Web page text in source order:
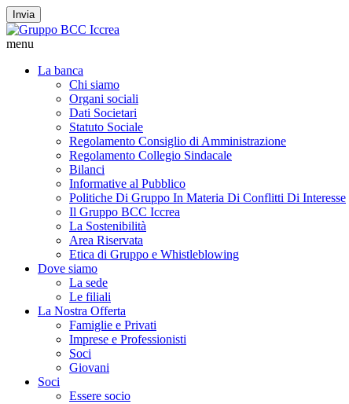
Invia
menu
La banca
Chi siamo
Organi sociali
Dati Societari
Statuto Sociale
Regolamento Consiglio di Amministrazione
Regolamento Collegio Sindacale
Bilanci
Informative al Pubblico
Politiche Di Gruppo In Materia Di Conflitti Di Interesse
Il Gruppo BCC Iccrea
La Sostenibilità
Area Riservata
Etica di Gruppo e Whistleblowing
Dove siamo
La sede
Le filiali
La Nostra Offerta
Famiglie e Privati
Imprese e Professionisti
Soci
Giovani
Soci
Essere socio